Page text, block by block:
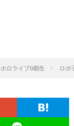
ホロライブ0期生 ロボ